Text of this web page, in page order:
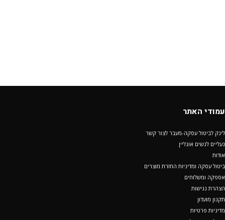
עמודי האתר
לינק לביטול עסקה-מעבר לצור קשר
נעליים לנשים אונליין
אודות
ביטול עסקה ומדיניות החזרת מוצרים
אספקה ומשלוחים
הצהרת נגישות
תקנון מועדון
מדיניות פרטיות